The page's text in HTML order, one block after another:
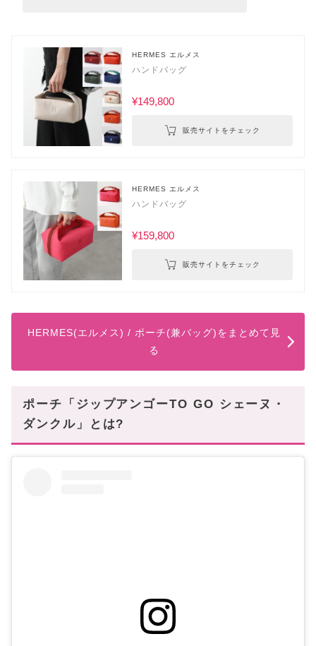
HERMES エルメス
ハンドバッグ
¥149,800
販売サイトをチェック
HERMES エルメス
ハンドバッグ
¥159,800
販売サイトをチェック
HERMES(エルメス) / ポーチ(兼バッグ)をまとめて見
る
ポーチ「ジップアンゴーTO GO シェーヌ・
ダンクル」とは?